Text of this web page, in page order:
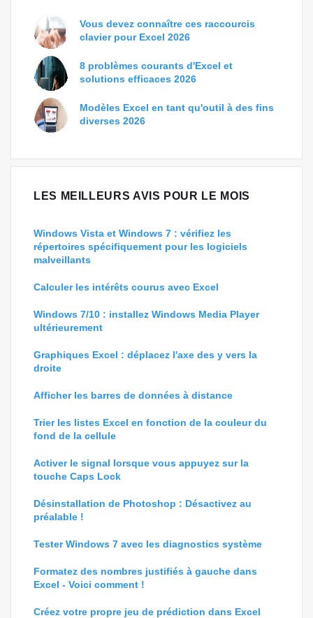
Vous devez connaître ces raccourcis
clavier pour Excel 2026
8 problèmes courants d'Excel et
solutions efficaces 2026
Modèles Excel en tant qu'outil à des fins
diverses 2026
LES MEILLEURS AVIS POUR LE MOIS
Windows Vista et Windows 7 : vérifiez les
répertoires spécifiquement pour les logiciels
malveillants
Calculer les intérêts courus avec Excel
Windows 7/10 : installez Windows Media Player
ultérieurement
Graphiques Excel : déplacez l'axe des y vers la
droite
Afficher les barres de données à distance
Trier les listes Excel en fonction de la couleur du
fond de la cellule
Activer le signal lorsque vous appuyez sur la
touche Caps Lock
Désinstallation de Photoshop : Désactivez au
préalable !
Tester Windows 7 avec les diagnostics système
Formatez des nombres justifiés à gauche dans
Excel - Voici comment !
Créez votre propre jeu de prédiction dans Excel